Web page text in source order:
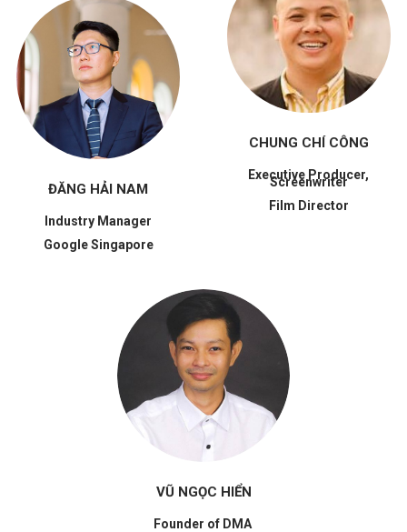
ĐĂNG HẢI NAM
Industry Manager
Google Singapore
CHUNG CHÍ CÔNG
Executive Producer,
Screenwriter
Film Director
VŨ NGỌC HIỂN
Founder of DMA